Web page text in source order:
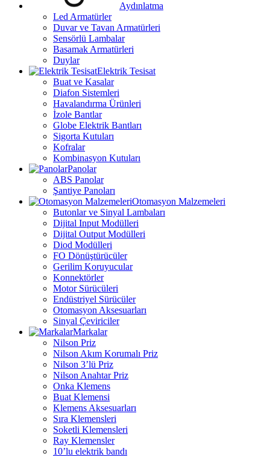
Aydınlatma
Led Armatürler
Duvar ve Tavan Armatürleri
Sensörlü Lambalar
Basamak Armatürleri
Duylar
Elektrik Tesisat
Buat ve Kasalar
Diafon Sistemleri
Havalandırma Ürünleri
İzole Bantlar
Globe Elektrik Bantları
Sigorta Kutuları
Kofralar
Kombinasyon Kutuları
Panolar
ABS Panolar
Şantiye Panoları
Otomasyon Malzemeleri
Butonlar ve Sinyal Lambaları
Dijital Input Modülleri
Dijital Output Modülleri
Diod Modülleri
FO Dönüştürücüler
Gerilim Koruyucular
Konnektörler
Motor Sürücüleri
Endüstriyel Sürücüler
Otomasyon Aksesuarları
Sinyal Çeviriciler
Markalar
Nilson Priz
Nilson Akım Korumalı Priz
Nilson 3’lü Priz
Nilson Anahtar Priz
Onka Klemens
Buat Klemensi
Klemens Aksesuarları
Sıra Klemensleri
Soketli Klemensleri
Ray Klemensler
10’lu elektrik bandı